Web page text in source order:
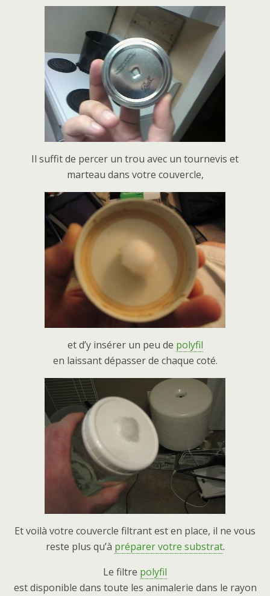
Il suffit de percer un trou avec un tournevis et
marteau dans votre couvercle,
et d’y insérer un peu de polyfil
en laissant dépasser de chaque coté.
Et voilà votre couvercle filtrant est en place, il ne vous
reste plus qu’à préparer votre substrat.
Le filtre polyfil
est disponible dans toute les animalerie dans le rayon